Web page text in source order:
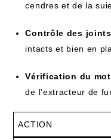
cendres et de la
Contrôle des
intacts et bien en
Vérification du
de l’extracteur de
ACTION